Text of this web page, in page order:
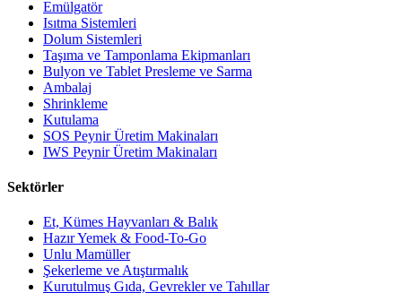
Emülgatör
Isıtma Sistemleri
Dolum Sistemleri
Taşıma ve Tamponlama Ekipmanları
Bulyon ve Tablet Presleme ve Sarma
Ambalaj
Shrinkleme
Kutulama
SOS Peynir Üretim Makinaları
IWS Peynir Üretim Makinaları
Sektörler
Et, Kümes Hayvanları & Balık
Hazır Yemek & Food-To-Go
Unlu Mamüller
Şekerleme ve Atıştırmalık
Kurutulmuş Gıda, Gevrekler ve Tahıllar